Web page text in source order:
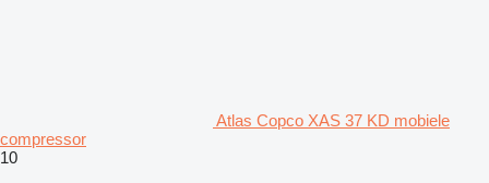
Atlas Copco XAS 37 KD mobiele
compressor
10